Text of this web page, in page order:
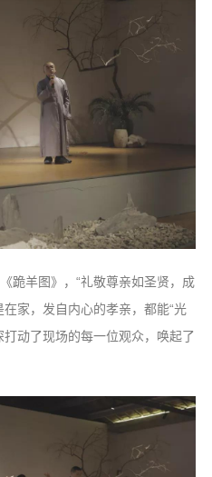
跪羊图》，“礼敬尊亲如圣贤，成
家，发自内心的孝亲，都能“光
动了现场的每一位观众，唤起了